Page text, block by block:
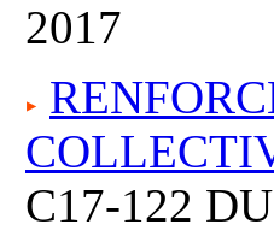
2017
C17-122